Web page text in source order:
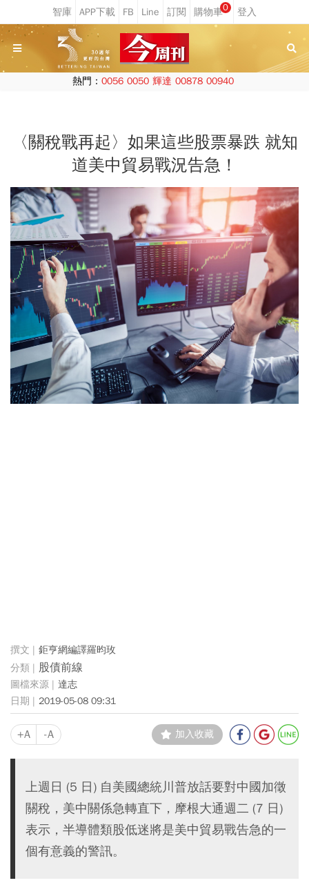
0
熱門： 0056 0050 輝達 00878 00940
〈關稅戰再起〉如果這些股票暴跌 就知
道美中貿易戰況告急！
鉅亨網編譯羅昀玫
股債前線
達志
2019-05-08 09:31
+A -A 加入收藏
上週日 (5 日) 自美國總統川普放話要對中國加徵
關稅，美中關係急轉直下，摩根大通週二 (7 日)
表示，半導體類股低迷將是美中貿易戰告急的一
個有意義的警訊。